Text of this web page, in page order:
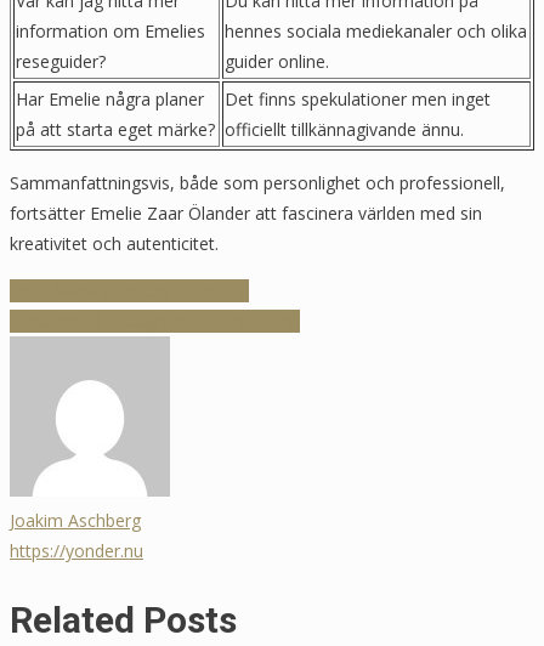
information om Emelies
reseguider?
hennes sociala mediekanaler och olika
guider online.
Har Emelie några planer
på att starta eget märke?
Det finns spekulationer men inget
officiellt tillkännagivande ännu.
Sammanfattningsvis, både som personlighet och professionell,
fortsätter Emelie Zaar Ölander att fascinera världen med sin
kreativitet och autenticitet.
Inläggsnavigering
Joakim Aschberg
https://yonder.nu
Related Posts